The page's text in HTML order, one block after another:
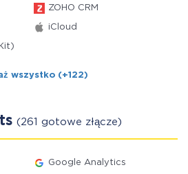
ZOHO CRM
iCloud
wszystko (+122)
(261 gotowe złącze)
Google Analytics